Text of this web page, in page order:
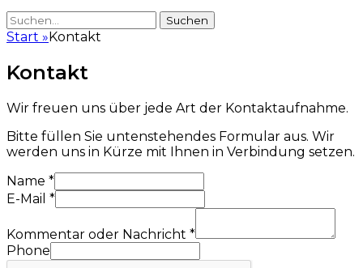
Suche
Suche
nach:
Start » Kontakt
Kontakt
Wir freuen uns über jede Art der Kontaktaufnahme.
Bitte füllen Sie untenstehendes Formular aus. Wir
werden uns in Kürze mit Ihnen in Verbindung setzen.
Name *
E-Mail *
Kommentar oder Nachricht *
Phone